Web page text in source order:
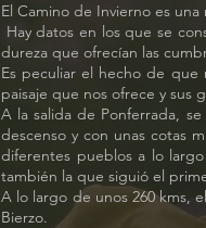
El Camino de Invierno es
Hay datos en los que se
dureza que ofrecían las
Es peculiar el hecho de que
paisaje que nos ofrece y sus
A la salida de Ponferrada,
descenso y con unas cotas
diferentes pueblos a lo
también la que siguió el
A lo largo de unos 260 kms,
Bierzo.